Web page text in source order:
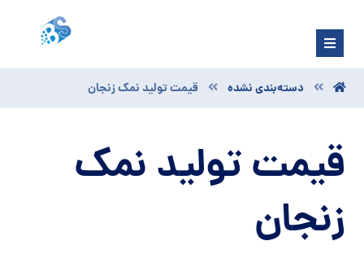
دسته‌بندی نشده قیمت تولید نمک زنجان
قیمت تولید نمک
زنجان